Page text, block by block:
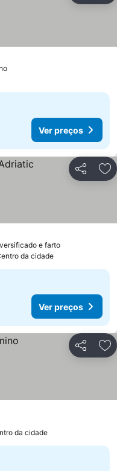
Ver preços
Partilhar
e farto
da cidade
Ver preços
Partilhar
da cidade